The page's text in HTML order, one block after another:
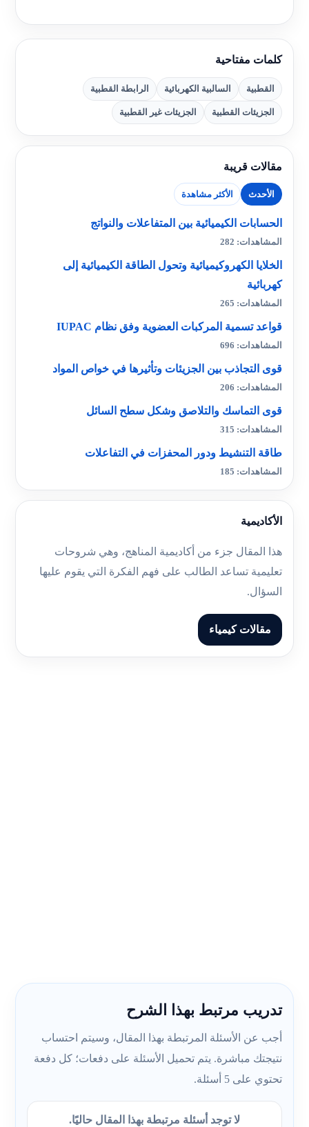
كلمات مفتاحية
القطبية السالبية الكهربائية الرابطة القطبية
الجزيئات القطبية الجزيئات غير القطبية
مقالات قريبة
الأحدث الأكثر مشاهدة
الحسابات الكيميائية بين المتفاعلات والنواتج
المشاهدات: 282
الخلايا الكهروكيميائية وتحول الطاقة الكيميائية إلى
كهربائية
المشاهدات: 265
قواعد تسمية المركبات العضوية وفق نظام IUPAC
المشاهدات: 696
قوى التجاذب بين الجزيئات وتأثيرها في خواص المواد
المشاهدات: 206
قوى التماسك والتلاصق وشكل سطح السائل
المشاهدات: 315
طاقة التنشيط ودور المحفزات في التفاعلات
المشاهدات: 185
الأكاديمية
هذا المقال جزء من أكاديمية المناهج، وهي شروحات
تعليمية تساعد الطالب على فهم الفكرة التي يقوم عليها
السؤال.
مقالات كيمياء
تدريب مرتبط بهذا الشرح
أجب عن الأسئلة المرتبطة بهذا المقال، وسيتم احتساب
نتيجتك مباشرة. يتم تحميل الأسئلة على دفعات؛ كل دفعة
تحتوي على 5 أسئلة.
لا توجد أسئلة مرتبطة بهذا المقال حاليًا.